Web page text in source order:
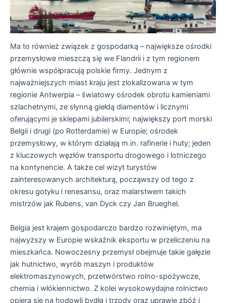
Ma to również związek z gospodarką – największe ośrodki
przemysłowe mieszczą się we Flandrii i z tym regionem
głównie współpracują polskie firmy. Jednym z
najważniejszych miast kraju jest zlokalizowana w tym
regionie Antwerpia – światowy ośrodek obrotu kamieniami
szlachetnymi, ze słynną giełdą diamentów i licznymi
oferującymi je sklepami jubilerskimi; największy port morski
Belgii i drugi (po Rotterdamie) w Europie; ośrodek
przemysłowy, w którym działają m.in. rafinerie i huty; jeden
z kluczowych węzłów transportu drogowego i lotniczego
na kontynencie. A także cel wizyt turystów
zainteresowanych architekturą, począwszy od tego z
okresu gotyku i renesansu, oraz malarstwem takich
mistrzów jak Rubens, van Dyck czy Jan Brueghel.
Belgia jest krajem gospodarczo bardzo rozwiniętym, ma
najwyższy w Europie wskaźnik eksportu w przeliczeniu na
mieszkańca. Nowoczesny przemysł obejmuje takie gałęzie
jak hutnictwo, wyrób maszyn i produktów
elektromaszynowych, przetwórstwo rolno-spożywcze,
chemia i włókiennictwo. Z kolei wysokowydajne rolnictwo
opiera się na hodowli bydła i trzody oraz uprawie zbóż i